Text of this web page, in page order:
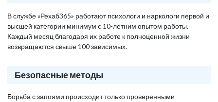
В службе «Рехаб365» работают психологи и наркологи первой и
высшей категории минимум с 10-летним опытом работы.
Каждый месяц благодаря их работе к полноценной жизни
возвращаются свыше 100 зависимых.
Безопасные методы
Борьба с запоями происходит только проверенными